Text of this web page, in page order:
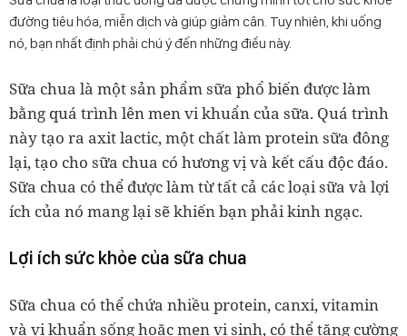
đường tiêu hóa, miễn dịch và giúp giảm cân. Tuy nhiên, khi uống
nó, bạn nhất định phải chú ý đến những điều này.
Sữa chua là một sản phẩm sữa phổ biến được làm
bằng quá trình lên men vi khuẩn của sữa. Quá trình
này tạo ra axit lactic, một chất làm protein sữa đông
lại, tạo cho sữa chua có hương vị và kết cấu độc đáo.
Sữa chua có thể được làm từ tất cả các loại sữa và lợi
ích của nó mang lại sẽ khiến bạn phải kinh ngạc.
Lợi ích sức khỏe của sữa chua
Sữa chua có thể chứa nhiều protein, canxi, vitamin
và vi khuẩn sống hoặc men vi sinh, có thể tăng cường